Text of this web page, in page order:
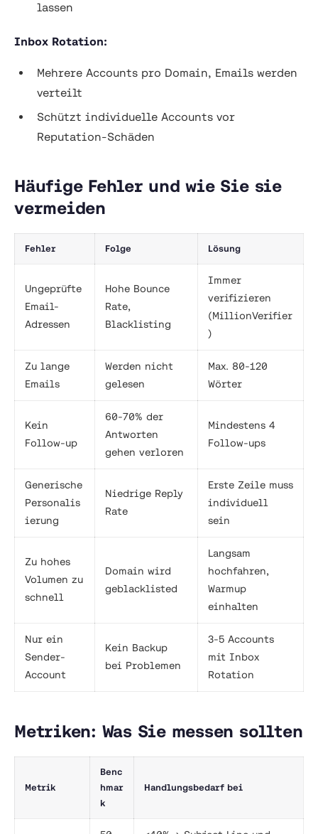
lassen
Inbox Rotation:
Mehrere Accounts pro Domain, Emails werden
verteilt
Schützt individuelle Accounts vor
Reputation-Schäden
Häufige Fehler und wie Sie sie
vermeiden
Fehler Folge Lösung
Ungeprüfte
Email-
Adressen
Hohe Bounce
Rate,
Blacklisting
Immer
verifizieren
(MillionVerifier
)
Zu lange
Emails
Werden nicht
gelesen
Max. 80-120
Wörter
Kein
Follow-up
60-70% der
Antworten
gehen verloren
Mindestens 4
Follow-ups
Generische
Personalis
ierung
Niedrige Reply
Rate
Erste Zeile muss
individuell
sein
Zu hohes
Volumen zu
schnell
Domain wird
geblacklisted
Langsam
hochfahren,
Warmup
einhalten
Nur ein
Sender-
Account
Kein Backup
bei Problemen
3-5 Accounts
mit Inbox
Rotation
Metriken: Was Sie messen sollten
Metrik
Benc
hmar
k
Handlungsbedarf bei